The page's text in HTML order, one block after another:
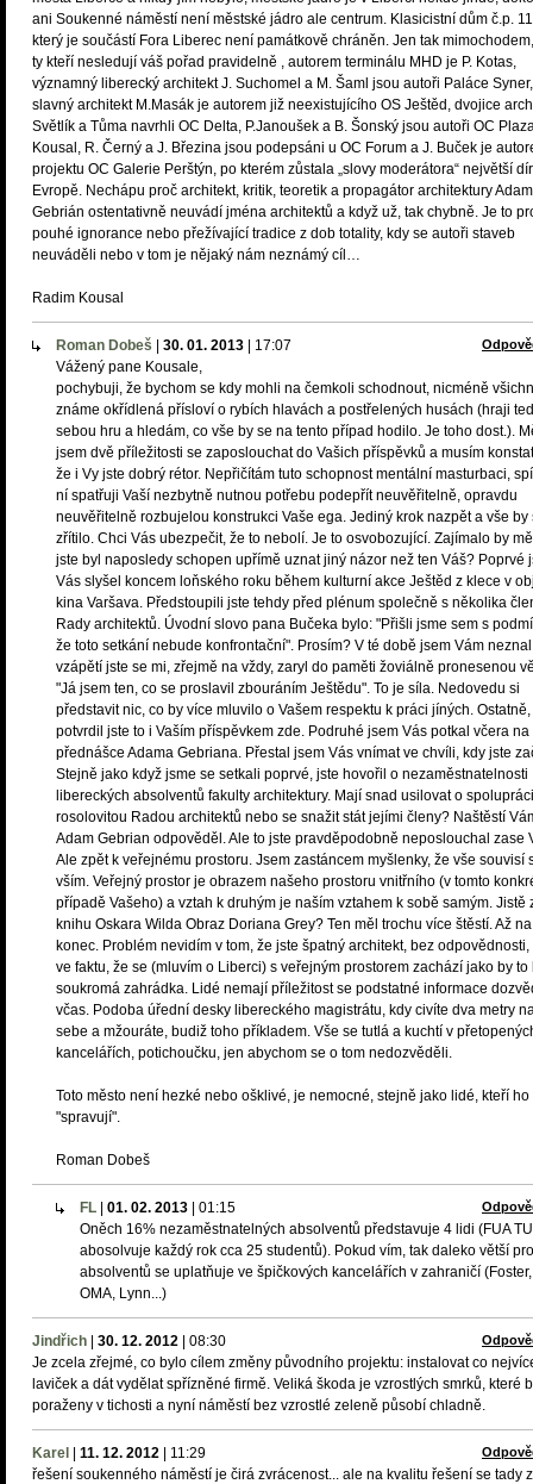
ani Soukenné náměstí není městské jádro ale centrum. Klasicistní dům č.p.
který je součástí Fora Liberec není památkově chráněn. Jen tak
ty kteří nesledují váš pořad pravidelně , autorem terminálu MHD je P. Kotas,
významný liberecký architekt J. Suchomel a M. Šaml jsou autoři Paláce Syner,
slavný architekt M.Masák je autorem již neexistujícího OS Ještěd, dvojice
Světlík a Tůma navrhli OC Delta, P.Janoušek a B. Šonský jsou autoři OC
Kousal, R. Černý a J. Březina jsou podepsáni u OC Forum a J. Buček je
projektu OC Galerie Perštýn, po kterém zůstala „slovy moderátora“ největší
Evropě. Nechápu proč architekt, kritik, teoretik a propagátor architektury Adam
Gebrián ostentativně neuvádí jména architektů a když už, tak chybně. Je to
pouhé ignorance nebo přežívající tradice z dob totality, kdy se autoři staveb
neuváděli nebo v tom je nějaký nám neznámý cíl…
Radim Kousal
Roman Dobeš 30. 01. 2013 17:07
Vážený pane Kousale,
pochybuji, že bychom se kdy mohli na čemkoli schodnout, nicméně
známe okřídlená přísloví o rybích hlavách a postřelených husách (hraji
sebou hru a hledám, co vše by se na tento případ hodilo. Je toho dost.).
jsem dvě příležitosti se zaposlouchat do Vašich příspěvků a musím
že i Vy jste dobrý rétor. Nepřičítám tuto schopnost mentální masturbaci,
ní spatřuji Vaší nezbytně nutnou potřebu podepřít neuvěřitelně, opravdu
neuvěřitelně rozbujelou konstrukci Vaše ega. Jediný krok nazpět a vše by
zřítilo. Chci Vás ubezpečit, že to nebolí. Je to osvobozující. Zajímalo by
jste byl naposledy schopen upřímě uznat jiný názor než ten Váš? Poprvé
Vás slyšel koncem loňského roku během kulturní akce Ještěd z klece v
kina Varšava. Předstoupili jste tehdy před plénum společně s několika
Rady architektů. Úvodní slovo pana Bučeka bylo: "Přišli jsme sem s
že toto setkání nebude konfrontační". Prosím? V té době jsem Vám
vzápětí jste se mi, zřejmě na vždy, zaryl do paměti žoviálně pronesenou
"Já jsem ten, co se proslavil zbouráním Ještědu". To je síla. Nedovedu si
představit nic, co by více mluvilo o Vašem respektu k práci jíných. Ostatně,
potvrdil jste to i Vaším příspěvkem zde. Podruhé jsem Vás potkal včera na
přednášce Adama Gebriana. Přestal jsem Vás vnímat ve chvíli, kdy jste
Stejně jako když jsme se setkali poprvé, jste hovořil o nezaměstnatelnosti
libereckých absolventů fakulty architektury. Mají snad usilovat o
rosolovitou Radou architektů nebo se snažit stát jejími členy? Naštěstí
Adam Gebrian odpověděl. Ale to jste pravděpodobně neposlouchal zase
Ale zpět k veřejnému prostoru. Jsem zastáncem myšlenky, že vše souvisí
vším. Veřejný prostor je obrazem našeho prostoru vnitřního (v tomto
případě Vašeho) a vztah k druhým je naším vztahem k sobě samým. Jistě
knihu Oskara Wilda Obraz Doriana Grey? Ten měl trochu více štěstí. Až
konec. Problém nevidím v tom, že jste špatný architekt, bez odpovědnosti,
ve faktu, že se (mluvím o Liberci) s veřejným prostorem zachází jako by to
soukromá zahrádka. Lidé nemají příležitost se podstatné informace
včas. Podoba úřední desky libereckého magistrátu, kdy civíte dva metry
sebe a mžouráte, budiž toho příkladem. Vše se tutlá a kuchtí v
kancelářích, potichoučku, jen abychom se o tom nedozvěděli.
Toto město není hezké nebo ošklivé, je nemocné, stejně jako lidé, kteří ho
"spravují".
Roman Dobeš
FL 01. 02. 2013 01:15
Oněch 16% nezaměstnatelných absolventů představuje 4 lidi (FUA TU
abosolvuje každý rok cca 25 studentů). Pokud vím, tak daleko větší
absolventů se uplatňuje ve špičkových kancelářích v zahraničí (Foster,
OMA, Lynn...)
Jindřich 30. 12. 2012 08:30
Je zcela zřejmé, co bylo cílem změny původního projektu: instalovat co
laviček a dát vydělat spřízněné firmě. Veliká škoda je vzrostlých smrků, které
poraženy v tichosti a nyní náměstí bez vzrostlé zeleně působí chladně.
Karel 11. 12. 2012 11:29
řešení soukenného náměstí je čirá zvrácenost... ale na kvalitu řešení se tady